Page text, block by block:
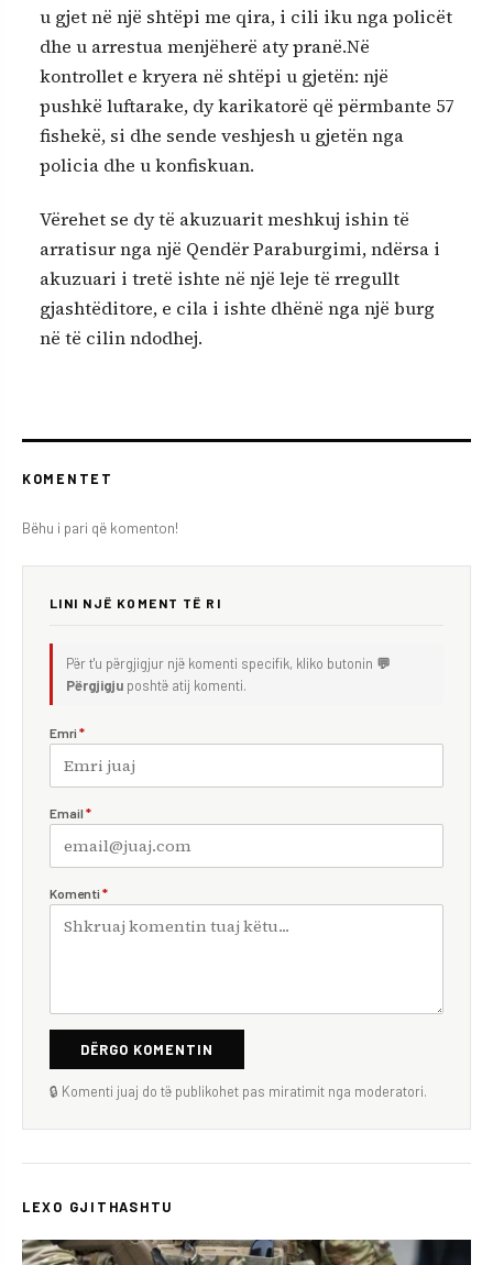
u gjet në një shtëpi me qira, i cili iku nga policët
dhe u arrestua menjëherë aty pranë.Në
kontrollet e kryera në shtëpi u gjetën: një
pushkë luftarake, dy karikatorë që përmbante 57
fishekë, si dhe sende veshjesh u gjetën nga
policia dhe u konfiskuan.
Vërehet se dy të akuzuarit meshkuj ishin të
arratisur nga një Qendër Paraburgimi, ndërsa i
akuzuari i tretë ishte në një leje të rregullt
gjashtëditore, e cila i ishte dhënë nga një burg
në të cilin ndodhej.
KOMENTET
Bëhu i pari që komenton!
LINI NJË KOMENT TË RI
Për t'u përgjigjur një komenti specifik, kliko butonin 💬
Përgjigju poshtë atij komenti.
Emri *
Email *
Komenti *
DËRGO KOMENTIN
🔒 Komenti juaj do të publikohet pas miratimit nga moderatori.
LEXO GJITHASHTU